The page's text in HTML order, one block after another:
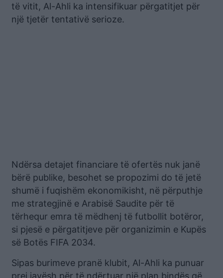
të vitit, Al-Ahli ka intensifikuar përgatitjet për
një tjetër tentativë serioze.
Ndërsa detajet financiare të ofertës nuk janë
bërë publike, besohet se propozimi do të jetë
shumë i fuqishëm ekonomikisht, në përputhje
me strategjinë e Arabisë Saudite për të
tërhequr emra të mëdhenj të futbollit botëror,
si pjesë e përgatitjeve për organizimin e Kupës
së Botës FIFA 2034.
Sipas burimeve pranë klubit, Al-Ahli ka punuar
prej javësh për të ndërtuar një plan bindës që